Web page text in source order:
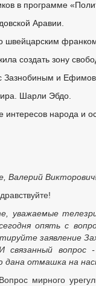
в программе
Аравии.
швейцарским
создать зону
с Зазнобиным и
Шарли Эбдо.
интересов народа и
Валерий
уважаемые
опять с
заявление
связанный
дана отмашка на
мирного